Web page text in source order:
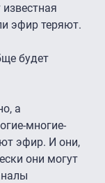
эфир теряют.
будет
а
многие-
эфир. И они,
они могут